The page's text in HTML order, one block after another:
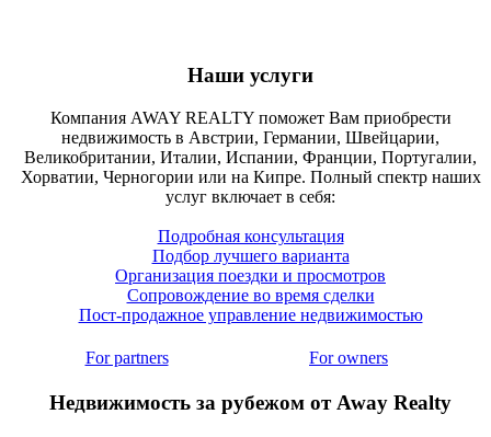
Наши услуги
Компания AWAY REALTY поможет Вам приобрести
недвижимость в Австрии, Германии, Швейцарии,
Великобритании, Италии, Испании, Франции, Португалии,
Хорватии, Черногории или на Кипре. Полный спектр наших
услуг включает в себя:
Подробная консультация
Подбор лучшего варианта
Организация поездки и просмотров
Сопровождение во время сделки
Пост-продажное управление недвижимостью
For partners For owners
Недвижимость за рубежом от Away Realty